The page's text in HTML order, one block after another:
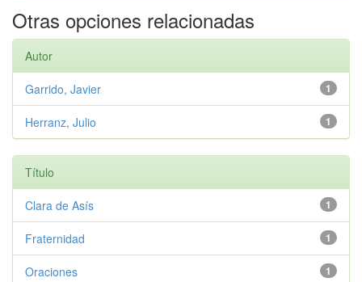
Otras opciones relacionadas
Autor
1
Garrido, Javier
1
Herranz, Julio
Título
1
Clara de Asís
1
Fraternidad
1
Oraciones